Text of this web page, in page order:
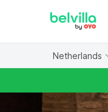
Netherlands